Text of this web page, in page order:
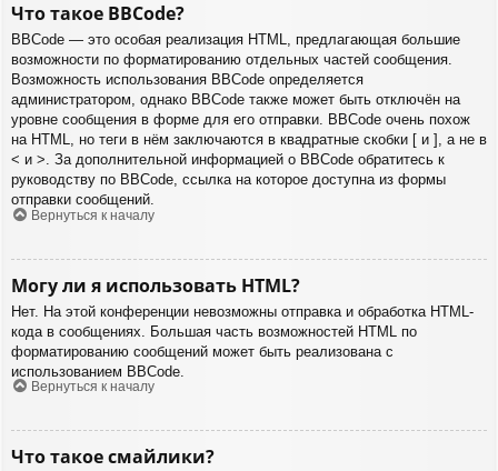
Что такое BBCode?
BBCode — это особая реализация HTML, предлагающая большие
возможности по форматированию отдельных частей сообщения.
Возможность использования BBCode определяется
администратором, однако BBCode также может быть отключён на
уровне сообщения в форме для его отправки. BBCode очень похож
на HTML, но теги в нём заключаются в квадратные скобки [ и ], а не в
< и >. За дополнительной информацией о BBCode обратитесь к
руководству по BBCode, ссылка на которое доступна из формы
отправки сообщений.
Вернуться к началу
Могу ли я использовать HTML?
Нет. На этой конференции невозможны отправка и обработка HTML-
кода в сообщениях. Большая часть возможностей HTML по
форматированию сообщений может быть реализована с
использованием BBCode.
Вернуться к началу
Что такое смайлики?